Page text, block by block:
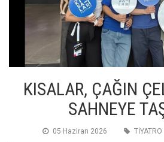
KISALAR, ÇAĞIN
SAHNEYE
05 Haziran 2026 TİYATRO